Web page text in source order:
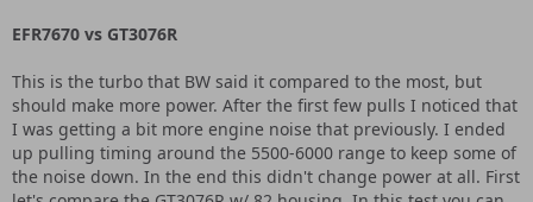
EFR7670 vs GT3076R
This is the turbo that BW said it compared to the most, but
should make more power. After the first few pulls I noticed that
I was getting a bit more engine noise that previously. I ended
up pulling timing around the 5500-6000 range to keep some of
the noise down. In the end this didn't change power at all. First